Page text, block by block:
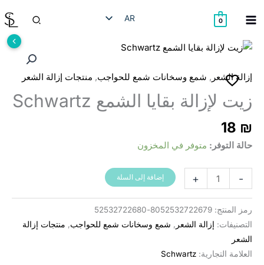
إلى
0
AR
RU
البحث
إزالة الشعر , شمع وسخانات شمع للحواجب, منتجات إزالة الشعر
زيت لإزالة بقايا الشمع Schwartz
18 ₪
حالة التوفر: متوفر في المخزون
-
Schwartz
להסרת
שאריות
שעווה
+ إضافة إلى السلة
رمز المنتج: 8052532722679-52532722680
التصنيفات: إزالة الشعر , شمع وسخانات شمع للحواجب, منتجات إزالة
الشعر
العلامة التجارية: Schwartz